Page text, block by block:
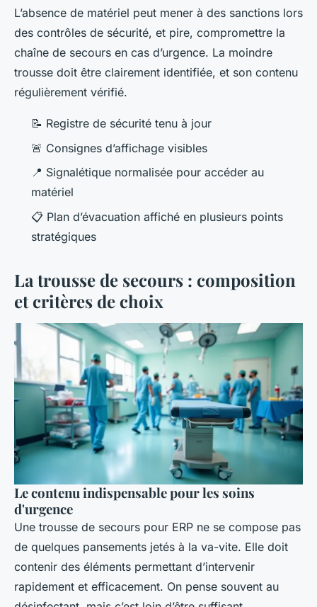
L’absence de matériel peut mener à des sanctions lors
des contrôles de sécurité, et pire, compromettre la
chaîne de secours en cas d’urgence. La moindre
trousse doit être clairement identifiée, et son contenu
régulièrement vérifié.
📝 Registre de sécurité tenu à jour
🚨 Consignes d’affichage visibles
📍 Signalétique normalisée pour accéder au
matériel
📋 Plan d’évacuation affiché en plusieurs points
stratégiques
La trousse de secours : composition
et critères de choix
Le contenu indispensable pour les soins
d'urgence
Une trousse de secours pour ERP ne se compose pas
de quelques pansements jetés à la va-vite. Elle doit
contenir des éléments permettant d’intervenir
rapidement et efficacement. On pense souvent au